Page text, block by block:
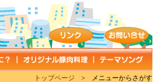
トップページ > メニューからさがす